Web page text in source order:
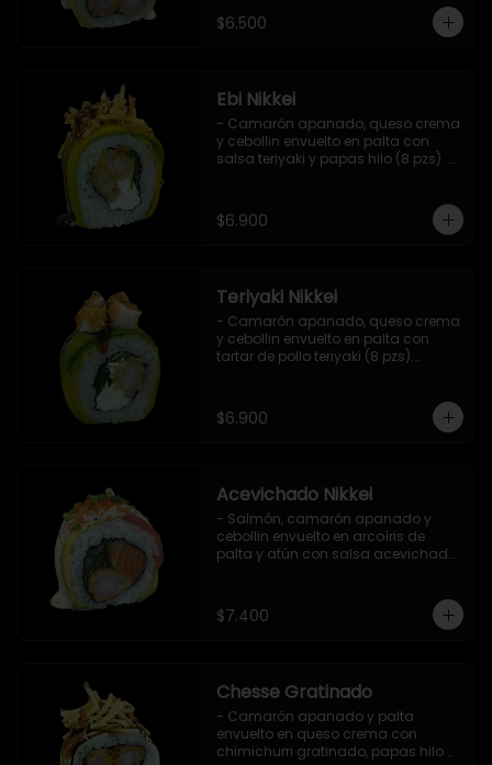
$6.500
Ebi Nikkei
- Camarón apanado, queso crema
y cebollin envuelto en palta con
salsa teriyaki y papas hilo (8 pzs).
$6.900
Teriyaki Nikkei
- Camarón apanado, queso crema
y cebollin envuelto en palta con
tartar de pollo teriyaki (8 pzs).
$6.900
Acevichado Nikkei
- Salmón, camarón apanado y
cebollin envuelto en arcoíris de
palta y atún con salsa acevichada,
$7.400
Chesse Gratinado
- Camarón apanado y palta
envuelto en queso crema con
chimichurri gratinado, papas hilo y